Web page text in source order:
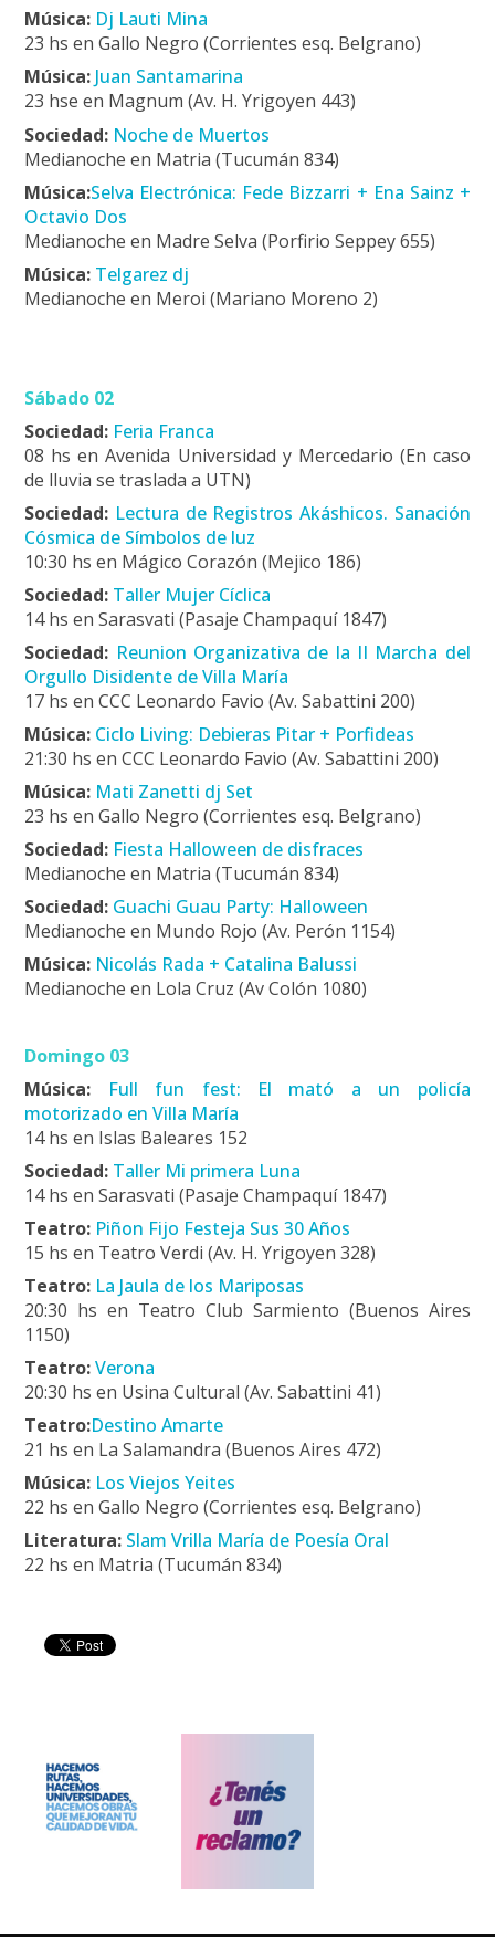
Música: Dj Lauti Mina
23 hs en Gallo Negro (Corrientes esq. Belgrano)
Música: Juan Santamarina
23 hse en Magnum (Av. H. Yrigoyen 443)
Sociedad: Noche de Muertos
Medianoche en Matria (Tucumán 834)
Música:Selva Electrónica: Fede Bizzarri + Ena Sainz +
Octavio Dos
Medianoche en Madre Selva (Porfirio Seppey 655)
Música: Telgarez dj
Medianoche en Meroi (Mariano Moreno 2)
Sábado 02
Sociedad: Feria Franca
08 hs en Avenida Universidad y Mercedario (En caso
de lluvia se traslada a UTN)
Sociedad: Lectura de Registros Akáshicos. Sanación
Cósmica de Símbolos de luz
10:30 hs en Mágico Corazón (Mejico 186)
Sociedad: Taller Mujer Cíclica
14 hs en Sarasvati (Pasaje Champaquí 1847)
Sociedad: Reunion Organizativa de la II Marcha del
Orgullo Disidente de Villa María
17 hs en CCC Leonardo Favio (Av. Sabattini 200)
Música: Ciclo Living: Debieras Pitar + Porfideas
21:30 hs en CCC Leonardo Favio (Av. Sabattini 200)
Música: Mati Zanetti dj Set
23 hs en Gallo Negro (Corrientes esq. Belgrano)
Sociedad: Fiesta Halloween de disfraces
Medianoche en Matria (Tucumán 834)
Sociedad: Guachi Guau Party: Halloween
Medianoche en Mundo Rojo (Av. Perón 1154)
Música: Nicolás Rada + Catalina Balussi
Medianoche en Lola Cruz (Av Colón 1080)
Domingo 03
Música: Full fun fest: El mató a un policía
motorizado en Villa María
14 hs en Islas Baleares 152
Sociedad: Taller Mi primera Luna
14 hs en Sarasvati (Pasaje Champaquí 1847)
Teatro: Piñon Fijo Festeja Sus 30 Años
15 hs en Teatro Verdi (Av. H. Yrigoyen 328)
Teatro: La Jaula de los Mariposas
20:30 hs en Teatro Club Sarmiento (Buenos Aires
1150)
Teatro:Verona
20:30 hs en Usina Cultural (Av. Sabattini 41)
Teatro:Destino Amarte
21 hs en La Salamandra (Buenos Aires 472)
Música: Los Viejos Yeites
22 hs en Gallo Negro (Corrientes esq. Belgrano)
Literatura: Slam Vrilla María de Poesía Oral
22 hs en Matria (Tucumán 834)